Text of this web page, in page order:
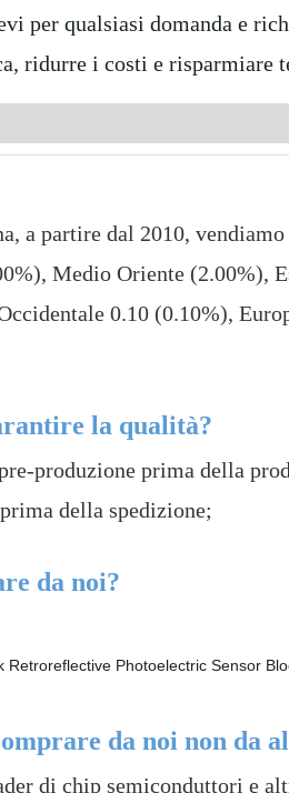
per qualsiasi domanda e
ridurre i costi e risparmiare
a partire dal 2010,
Medio Oriente (2.00%),
0.10 (0.10%),
la qualità?
produzione prima della
della spedizione;
da noi?
da noi non da
di chip semiconduttori e